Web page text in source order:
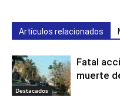
Artículos relacionados
Destacados
Fatal
muerte